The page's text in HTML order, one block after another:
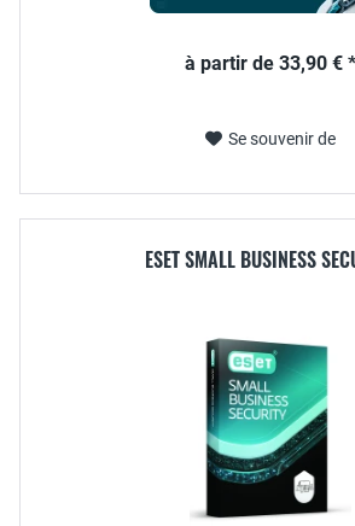
à partir de 33,90 € *
Se souvenir de
ESET SMALL BUSINESS